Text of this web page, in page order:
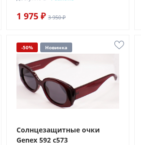
1 975 ₽ 3 950 ₽
-50% Новинка
Солнцезащитные очки
Genex 592 с573